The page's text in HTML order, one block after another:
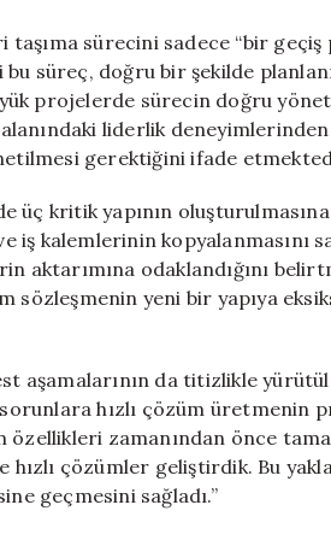
sürecini sadece “bir
süreç, doğru bir şekilde
projelerde sürecin doğru
liderlik
gerektiğini ifade
üç kritik yapının
iş kalemlerinin kopyalanmasını
aktarımına odaklandığını
yeni bir yapıya
aşamalarının da titizlikle
hızlı çözüm üretmenin
zamanından önce
çözümler geliştirdik. Bu
geçmesini sağladı.”